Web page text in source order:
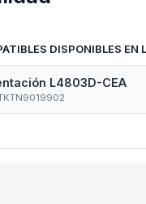
DISPONIBLES EN
L4803D-CEA